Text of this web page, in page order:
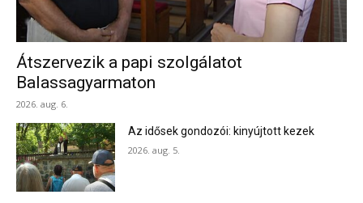
Átszervezik a papi szolgálatot
Balassagyarmaton
2026. aug. 6.
Az idősek gondozói: kinyújtott kezek
2026. aug. 5.